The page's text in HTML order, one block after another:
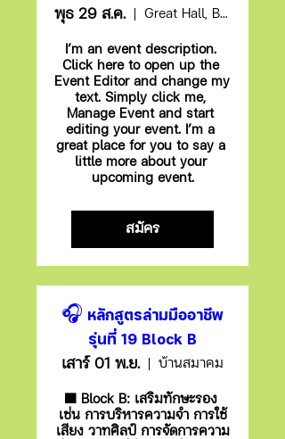
พุธ 29 ส.ค. Great Hall, Brockway Community College
I’m an event description.
Click here to open up the
Event Editor and change my
text. Simply click me,
Manage Event and start
editing your event. I’m a
great place for you to say a
little more about your
upcoming event.
สมัคร
🎧 หลักสูตรล่ามมืออาชีพ
รุ่นที่ 19 Block B
เสาร์ 01 พ.ย. บ้านสมาคม
🟪 Block B: เสริมทักษะรอง
เช่น การบริหารความจำ การใช้
เสียง วาทศิลป์ การจัดการความ